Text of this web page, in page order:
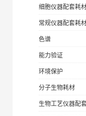
细胞仪器配套耗
常规仪器配套耗
色谱
能力验证
环境保护
分子生物耗材
生物工艺仪器配